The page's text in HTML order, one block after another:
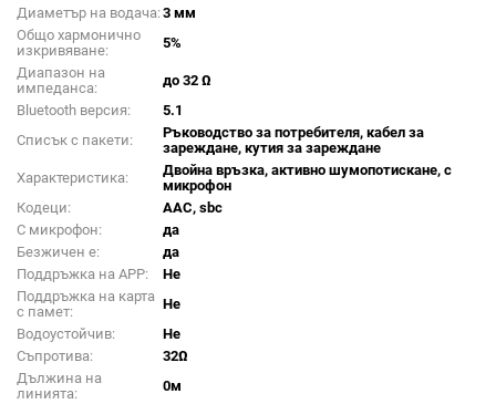
Диаметър на водача: 3 мм
Общо хармонично
изкривяване:
5%
Диапазон на
импеданса:
до 32 Ω
Bluetooth версия:
5.1
Списък с пакети:
Ръководство за потребителя, кабел за
зареждане, кутия за зареждане
Характеристика:
Двойна връзка, активно шумопотискане, с
микрофон
Кодеци:
AAC, sbc
С микрофон:
да
Безжичен е:
да
Поддръжка на APP:
Не
Поддръжка на карта
с памет:
Не
Водоустойчив:
Не
Съпротива:
32Ω
Дължина на
линията:
0м